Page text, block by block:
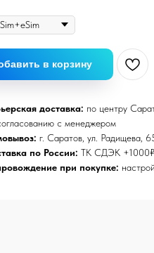
в корзину
доставка: по центру
с менеджером
г. Саратов, ул. Радищева,
по России: ТК СДЭК +1000₽
при покупке: